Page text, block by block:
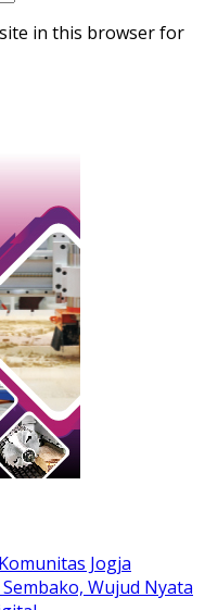
in this browser for